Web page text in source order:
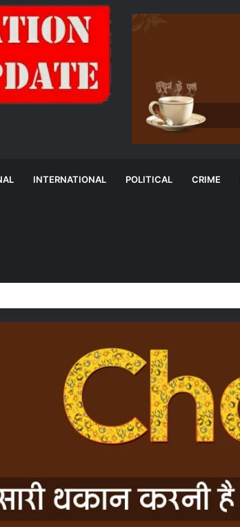
INTERNATIONAL POLITICAL CRIME
मनोज गुप्ता निलंबित, छात्र की संदिग्ध मौत के बाद कार्रवाई